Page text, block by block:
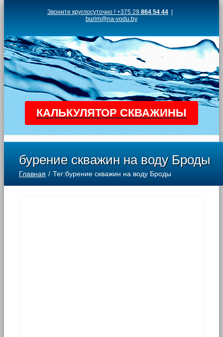
content
Звоните круглосуточно ! +375 29 864 54 44
burim@na-vodu.by
КАЛЬКУЛЯТОР СКВАЖИНЫ
бурение скважин на воду Броды
Главная Тег:бурение скважин на воду Броды